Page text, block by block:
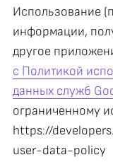
Использование
информации,
другое
с Политикой
данных служб
ограниченному
https://
user-data-policy